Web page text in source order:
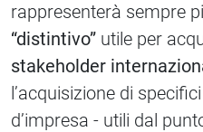
rappresenterà sempre
“distintivo” utile per
stakeholder
l’acquisizione di
d’impresa - utili dal